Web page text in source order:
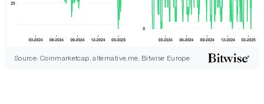
Source: Coinmarketcap, alternative.me, Bitwise Europe